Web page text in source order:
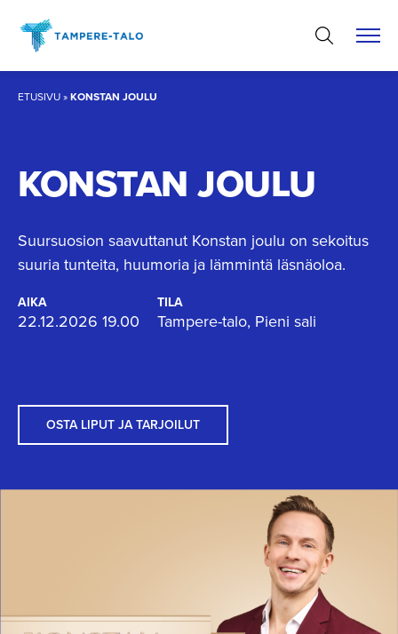
sisältöön
ETUSIVU»KONSTAN JOULU
KONSTAN JOULU
Suursuosion saavuttanut Konstan joulu on sekoitus
suuria tunteita, huumoria ja lämmintä läsnäoloa.
AIKA
22.12.2026 19.00
TILA
Tampere-talo, Pieni sali
OSTA LIPUT JA TARJOILUT